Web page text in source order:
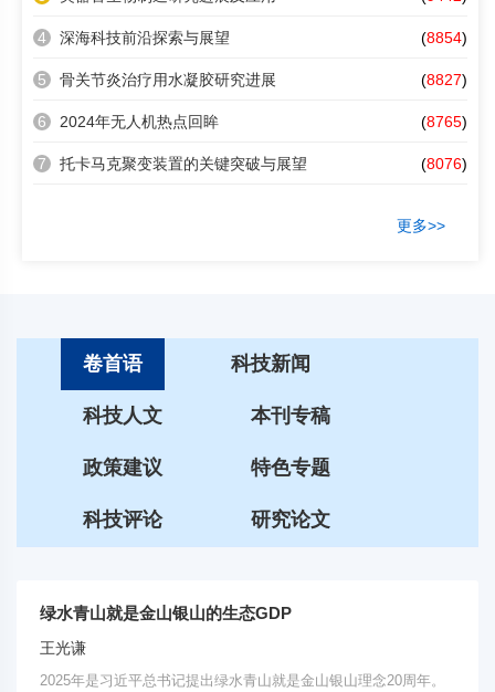
4 深海科技前沿探索与展望 (8854)
5 骨关节炎治疗用水凝胶研究进展 (8827)
6 2024年无人机热点回眸 (8765)
7 托卡马克聚变装置的关键突破与展望 (8076)
更多>>
卷首语 科技新闻
科技人文 本刊专稿
政策建议 特色专题
科技评论 研究论文
绿水青山就是金山银山的生态GDP
王光谦
2025年是习近平总书记提出绿水青山就是金山银山理念20周年。